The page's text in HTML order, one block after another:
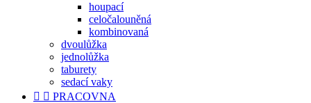
houpací
celočalouněná
kombinovaná
dvoulůžka
jednolůžka
taburety
sedací vaky
  PRACOVNA